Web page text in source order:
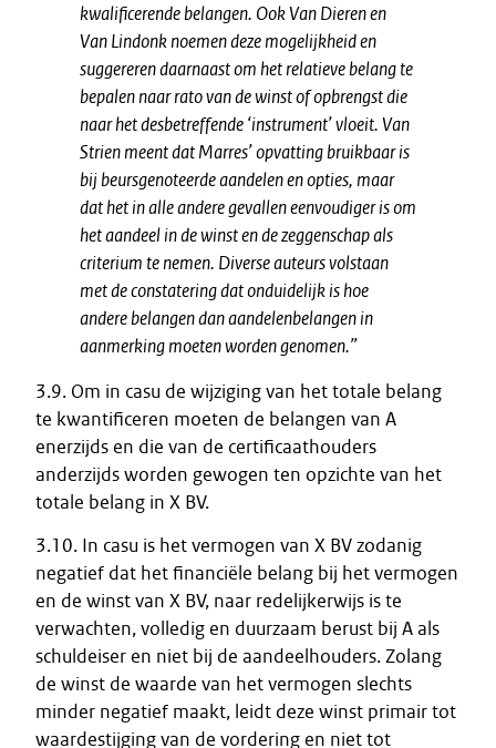
kwalificerende belangen. Ook Van Dieren en
Van Lindonk noemen deze mogelijkheid en
suggereren daarnaast om het relatieve belang te
bepalen naar rato van de winst of opbrengst die
naar het desbetreffende ‘instrument’ vloeit. Van
Strien meent dat Marres’ opvatting bruikbaar is
bij beursgenoteerde aandelen en opties, maar
dat het in alle andere gevallen eenvoudiger is om
het aandeel in de winst en de zeggenschap als
criterium te nemen. Diverse auteurs volstaan
met de constatering dat onduidelijk is hoe
andere belangen dan aandelenbelangen in
aanmerking moeten worden genomen.”
3.9. Om in casu de wijziging van het totale belang
te kwantificeren moeten de belangen van A
enerzijds en die van de certificaathouders
anderzijds worden gewogen ten opzichte van het
totale belang in X BV.
3.10. In casu is het vermogen van X BV zodanig
negatief dat het financiële belang bij het vermogen
en de winst van X BV, naar redelijkerwijs is te
verwachten, volledig en duurzaam berust bij A als
schuldeiser en niet bij de aandeelhouders. Zolang
de winst de waarde van het vermogen slechts
minder negatief maakt, leidt deze winst primair tot
waardestijging van de vordering en niet tot